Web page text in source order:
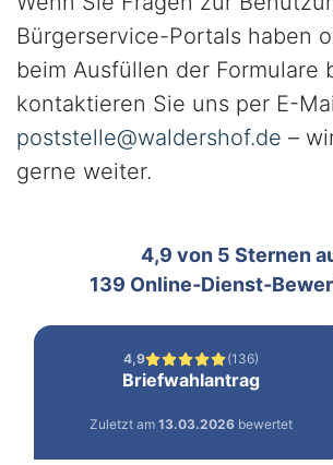
Bürgerservice-Portals haben
beim Ausfüllen der Formulare
kontaktieren Sie uns per E-
poststelle@waldershof.de –
gerne weiter.